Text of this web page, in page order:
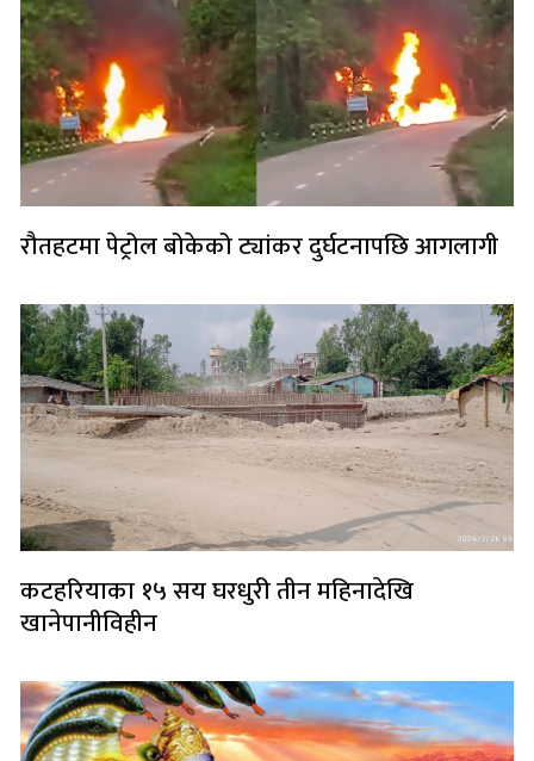
रौतहटमा पेट्रोल बोकेको ट्यांकर दुर्घटनापछि आगलागी
कटहरियाका १५ सय घरधुरी तीन महिनादेखि
खानेपानीविहीन